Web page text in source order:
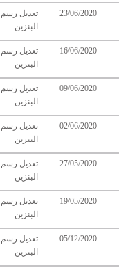
23/06/2020
تعديل رسم
البنزين
16/06/2020
تعديل رسم
البنزين
09/06/2020
تعديل رسم
البنزين
02/06/2020
تعديل رسم
البنزين
27/05/2020
تعديل رسم
البنزين
19/05/2020
تعديل رسم
البنزين
05/12/2020
تعديل رسم
البنزين